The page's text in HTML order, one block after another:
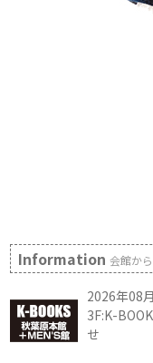
Information会館か
2026年08
3F:K-
せ